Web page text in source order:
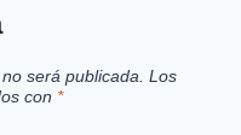
será publicada. Los
con *